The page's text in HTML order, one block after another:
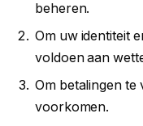
beheren.
Om uw identiteit
voldoen aan
Om betalingen
voorkomen.